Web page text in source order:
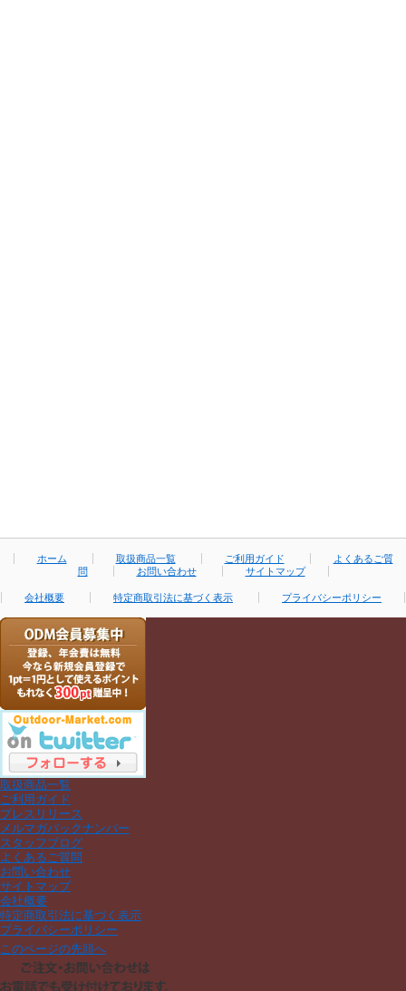
ホーム 取扱商品一覧 ご利用ガイド
よくあるご質
問
お問い合わせ サイトマップ
会社概要 特定商取引法に基づく表示 プライバシーポリシー
取扱商品一覧
ご利用ガイド
プレスリリース
メルマガバックナンバー
スタッフブログ
よくあるご質問
お問い合わせ
サイトマップ
会社概要
特定商取引法に基づく表示
プライバシーポリシー
このページの先頭へ